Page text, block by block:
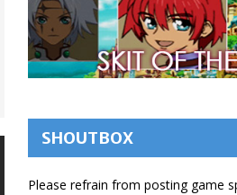
SHOUTBOX
Please refrain from posting game